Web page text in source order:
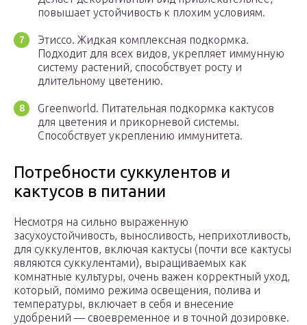
повышает устойчивость к плохим условиям.
Этиссо. Жидкая комплексная подкормка.
Подходит для всех видов, укрепляет иммунную
систему растений, способствует росту и
длительному цветению.
Greenworld. Питательная подкормка кактусов
для цветения и прикорневой системы.
Способствует укреплению иммунитета.
Потребности суккулентов и
кактусов в питании
Несмотря на сильно выраженную
засухоустойчивость, выносливость, неприхотливость,
для суккулентов, включая кактусы (почти все кактусы
являются суккулентами), выращиваемых как
комнатные культуры, очень важен корректный уход,
который, помимо режима освещения, полива и
температуры, включает в себя и внесение
удобрений — своевременное и в точной дозировке.